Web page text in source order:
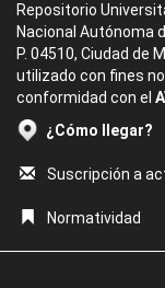
Repositorio
Nacional Autónoma
P. 04510, Ciudad de
utilizado con fines
conformidad con el
¿Cómo llegar?
Suscripción a
Normatividad